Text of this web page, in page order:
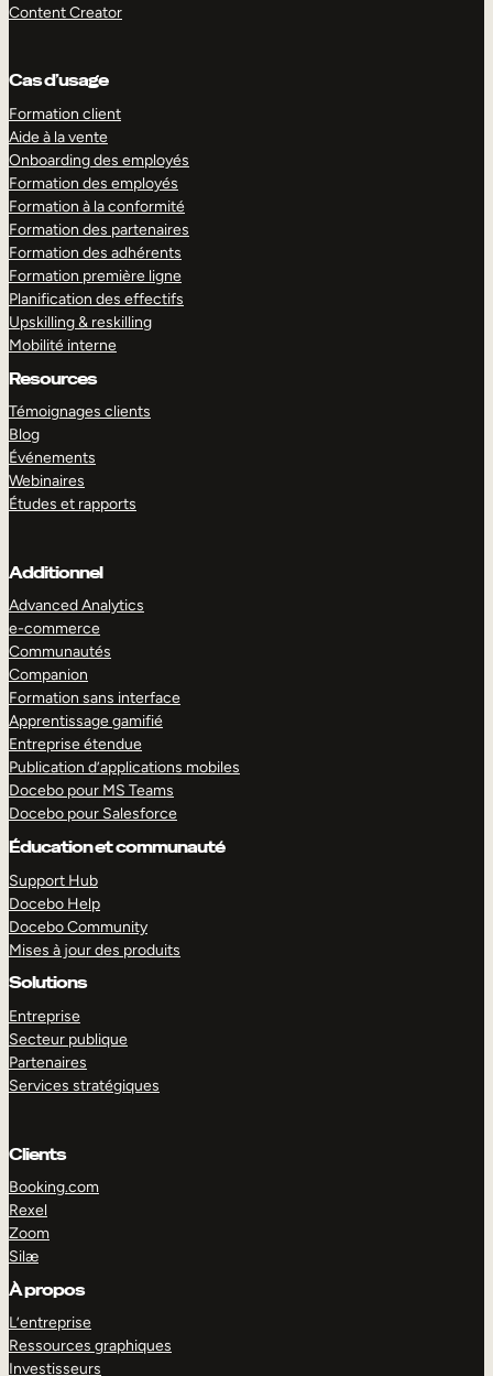
Content Creator
Cas d’usage
Formation client
Aide à la vente
Onboarding des employés
Formation des employés
Formation à la conformité
Formation des partenaires
Formation des adhérents
Formation première ligne
Planification des effectifs
Upskilling & reskilling
Mobilité interne
Resources
Témoignages clients
Blog
Événements
Webinaires
Études et rapports
Additionnel
Advanced Analytics
e-commerce
Communautés
Companion
Formation sans interface
Apprentissage gamifié
Entreprise étendue
Publication d’applications mobiles
Docebo pour MS Teams
Docebo pour Salesforce
Éducation et communauté
Support Hub
Docebo Help
Docebo Community
Mises à jour des produits
Solutions
Entreprise
Secteur publique
Partenaires
Services stratégiques
Clients
Booking.com
Rexel
Zoom
Silæ
À propos
L’entreprise
Ressources graphiques
Investisseurs